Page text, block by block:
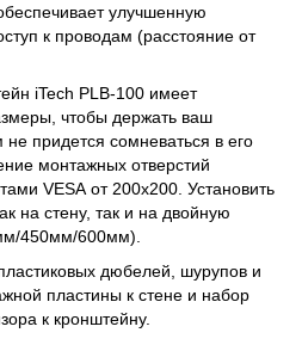
улучшенную
к проводам (расстояние от
iTech PLB-100 имеет
чтобы держать ваш
придется сомневаться в его
монтажных отверстий
VESА от 200x200. Установить
на стену, так и на двойную
450мм/600мм).
дюбелей, шурупов и
пластины к стене и набор
к кронштейну.